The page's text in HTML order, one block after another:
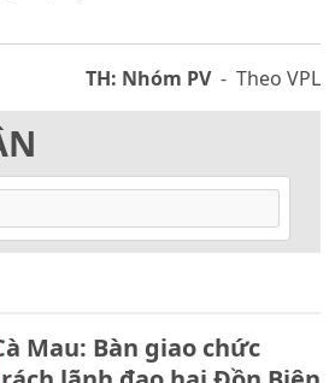
TH: Nhóm PV- Theo VPL
Mau: Bàn giao chức